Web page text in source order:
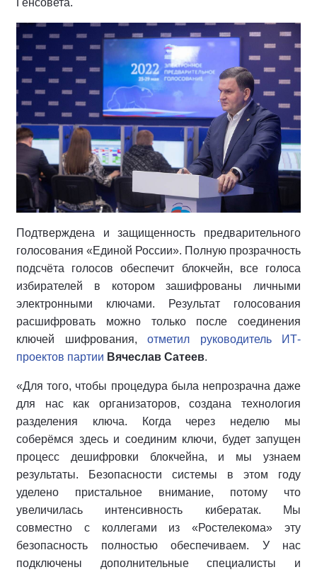
Генсовета.
Подтверждена и защищенность предварительного
голосования «Единой России». Полную прозрачность
подсчёта голосов обеспечит блокчейн, все голоса
избирателей в котором зашифрованы личными
электронными ключами. Результат голосования
расшифровать можно только после соединения
ключей шифрования, отметил руководитель ИТ-
проектов партии Вячеслав Сатеев.
«Для того, чтобы процедура была непрозрачна даже
для нас как организаторов, создана технология
разделения ключа. Когда через неделю мы
соберёмся здесь и соединим ключи, будет запущен
процесс дешифровки блокчейна, и мы узнаем
результаты. Безопасности системы в этом году
уделено пристальное внимание, потому что
увеличилась интенсивность кибератак. Мы
совместно с коллегами из «Ростелекома» эту
безопасность полностью обеспечиваем. У нас
подключены дополнительные специалисты и